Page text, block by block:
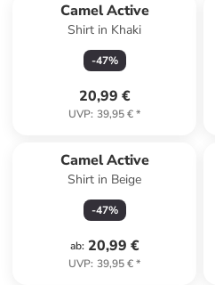
Camel Active
Shirt in Khaki
-47%
20,99 €
UVP: 39,95 €*
Camel Active
Shirt in Beige
-47%
ab: 20,99 €
UVP: 39,95 €*